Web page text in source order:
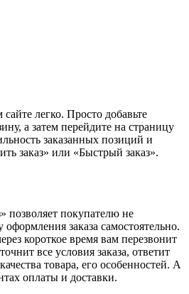
легко. Просто добавьте
а затем перейдите на страницу
заказанных позиций и
заказ» или «Быстрый заказ».
позволяет покупателю не
заказа самостоятельно.
короткое время вам перезвонит
все условия заказа, ответит
товара, его особенностей. А
оплаты и доставки.